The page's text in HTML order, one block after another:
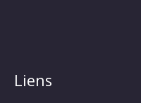
Liens